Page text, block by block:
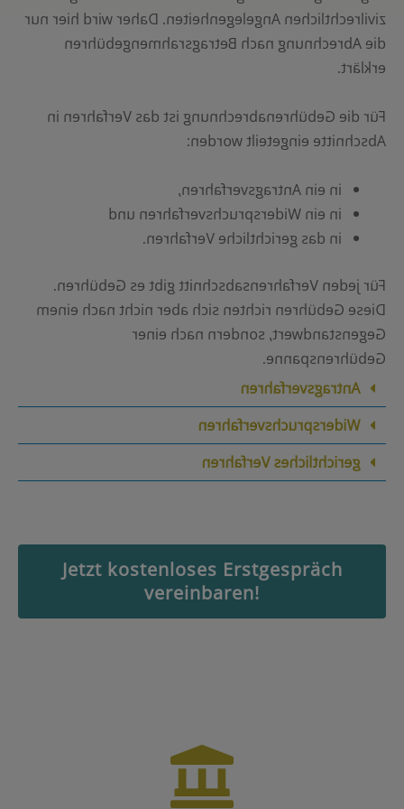
zivilrechtlichen Angelegenheiten. Daher wird hier nur
die Abrechnung nach Betragsrahmengebühren
erklärt.
Für die Gebührenabrechnung ist das Verfahren in
Abschnitte eingeteilt worden:
in ein Antragsverfahren,
in ein Widerspruchsverfahren und
in das gerichtliche Verfahren.
Für jeden Verfahrensabschnitt gibt es Gebühren.
Diese Gebühren richten sich aber nicht nach einem
Gegenstandwert, sondern nach einer
Gebührenspanne.
Antragsverfahren
Widerspruchsverfahren
gerichtliches Verfahren
Jetzt kostenloses Erstgespräch
vereinbaren!